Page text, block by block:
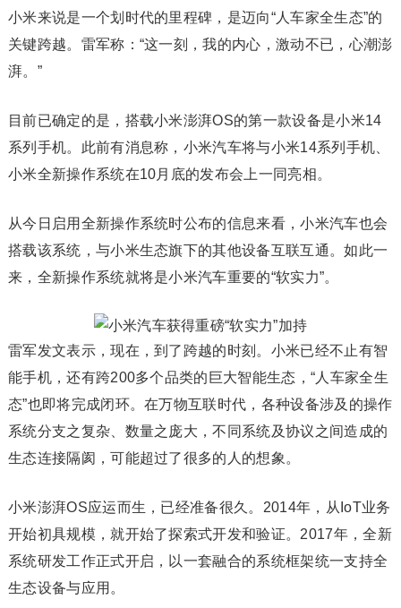
小米来说是一个划时代的里程碑，是迈向“人车家全生态”的
关键跨越。雷军称：“这一刻，我的内心，激动不已，心潮澎
湃。”
目前已确定的是，搭载小米澎湃OS的第一款设备是小米14
系列手机。此前有消息称，小米汽车将与小米14系列手机、
小米全新操作系统在10月底的发布会上一同亮相。
从今日启用全新操作系统时公布的信息来看，小米汽车也会
搭载该系统，与小米生态旗下的其他设备互联互通。如此一
来，全新操作系统就将是小米汽车重要的“软实力”。
雷军发文表示，现在，到了跨越的时刻。小米已经不止有智
能手机，还有跨200多个品类的巨大智能生态，“人车家全生
态”也即将完成闭环。在万物互联时代，各种设备涉及的操作
系统分支之复杂、数量之庞大，不同系统及协议之间造成的
生态连接隔阂，可能超过了很多的人的想象。
小米澎湃OS应运而生，已经准备很久。2014年，从IoT业务
开始初具规模，就开始了探索式开发和验证。2017年，全新
系统研发工作正式开启，以一套融合的系统框架统一支持全
生态设备与应用。